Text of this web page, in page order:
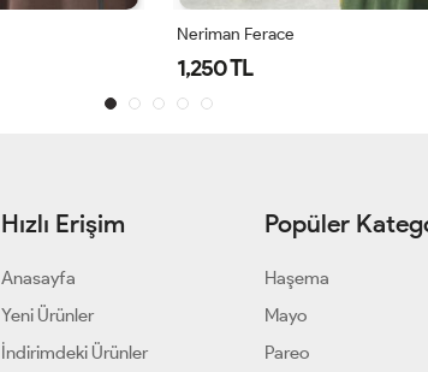
Neriman Ferace
1,250 TL
Hızlı Erişim
Anasayfa
Yeni Ürünler
İndirimdeki Ürünler
Popüler
Haşema
Mayo
Pareo